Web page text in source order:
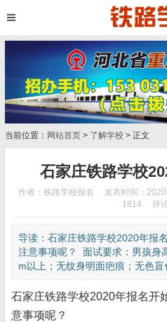
当前位置： 网站首页 > 了解学校 > 正文
石家庄铁路学校
作者：铁路学校报名 发布时间：
1814
评
导读：石家庄铁路学校2020年报
注意事项呢？ 面试要求：男孩身
m以上；无纹身明面疤痕；无色盲
石家庄铁路学校2020年报名开
意事项呢？